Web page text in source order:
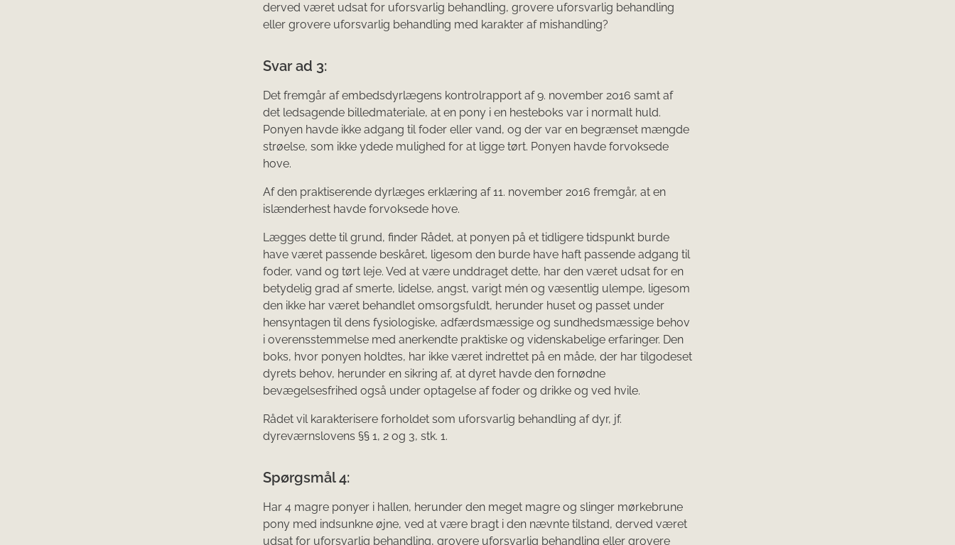
derved været udsat for uforsvarlig behandling, grovere uforsvarlig behandling
eller grovere uforsvarlig behandling med karakter af mishandling?
Svar ad 3:
Det fremgår af embedsdyrlægens kontrolrapport af 9. november 2016 samt af
det ledsagende billedmateriale, at en pony i en hesteboks var i normalt huld.
Ponyen havde ikke adgang til foder eller vand, og der var en begrænset mængde
strøelse, som ikke ydede mulighed for at ligge tørt. Ponyen havde forvoksede
hove.
Af den praktiserende dyrlæges erklæring af 11. november 2016 fremgår, at en
islænderhest havde forvoksede hove.
Lægges dette til grund, finder Rådet, at ponyen på et tidligere tidspunkt burde
have været passende beskåret, ligesom den burde have haft passende adgang til
foder, vand og tørt leje. Ved at være unddraget dette, har den været udsat for en
betydelig grad af smerte, lidelse, angst, varigt mén og væsentlig ulempe, ligesom
den ikke har været behandlet omsorgsfuldt, herunder huset og passet under
hensyntagen til dens fysiologiske, adfærdsmæssige og sundhedsmæssige behov
i overensstemmelse med anerkendte praktiske og videnskabelige erfaringer. Den
boks, hvor ponyen holdtes, har ikke været indrettet på en måde, der har tilgodeset
dyrets behov, herunder en sikring af, at dyret havde den fornødne
bevægelsesfrihed også under optagelse af foder og drikke og ved hvile.
Rådet vil karakterisere forholdet som uforsvarlig behandling af dyr, jf.
dyreværnslovens §§ 1, 2 og 3, stk. 1.
Spørgsmål 4:
Har 4 magre ponyer i hallen, herunder den meget magre og slinger mørkebrune
pony med indsunkne øjne, ved at være bragt i den nævnte tilstand, derved været
udsat for uforsvarlig behandling, grovere uforsvarlig behandling eller grovere